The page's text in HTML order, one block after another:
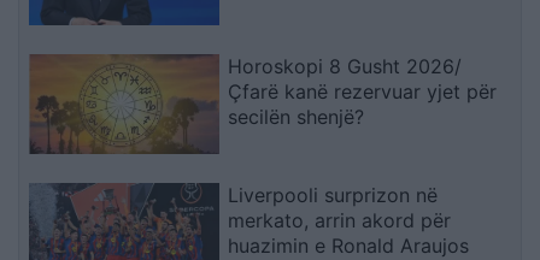
Horoskopi 8 Gusht 2026/
Çfarë kanë rezervuar yjet për
secilën shenjë?
Liverpooli surprizon në
merkato, arrin akord për
huazimin e Ronald Araujos